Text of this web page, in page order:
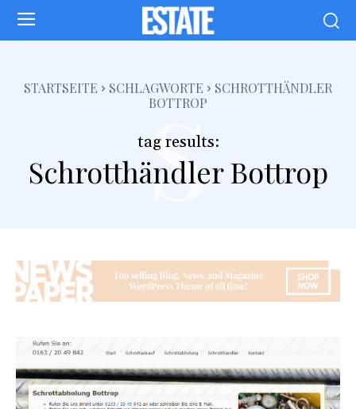
STARTSEITE SCHLAGWORTE
SCHROTTHÄNDLER
BOTTROP
tag results:
Schrotthändler Bottrop
s